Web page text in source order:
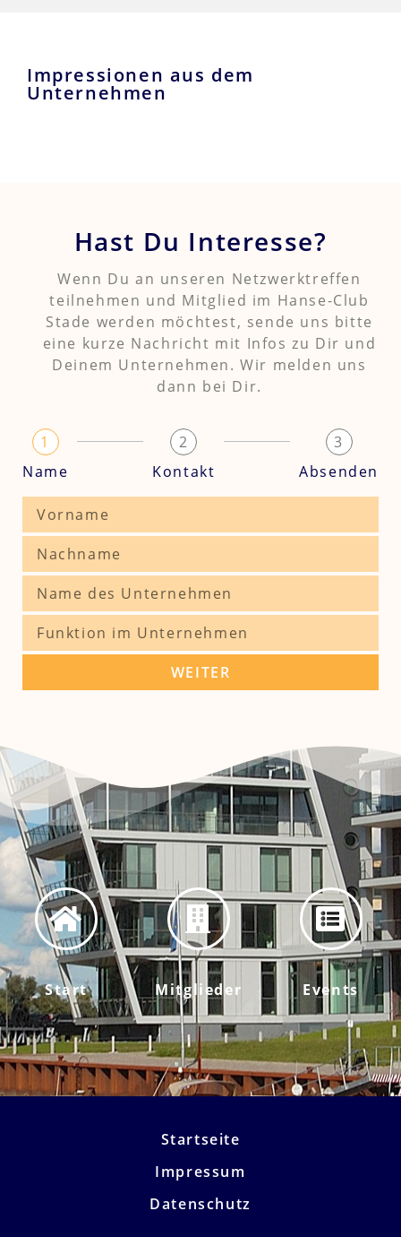
Impressionen aus dem
Unternehmen
Hast Du Interesse?
Wenn Du an unseren Netzwerktreffen
teilnehmen und Mitglied im Hanse-Club
Stade werden möchtest, sende uns bitte
eine kurze Nachricht mit Infos zu Dir und
Deinem Unternehmen. Wir melden uns
dann bei Dir.
1
Name
2
Kontakt
3
Absenden
WEITER
Start Mitglieder Events
Startseite
Impressum
Datenschutz